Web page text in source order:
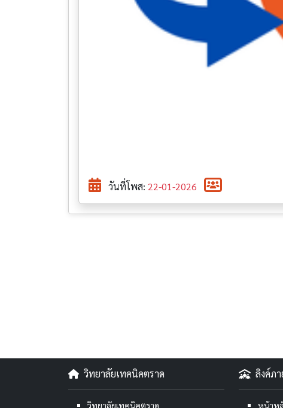
วันที่โพส: 22-01-2026
วิทยาลัยเทคนิคตราด
วิทยาลัยเทคนิคตราด
ลิงค์ภ
หน้าห